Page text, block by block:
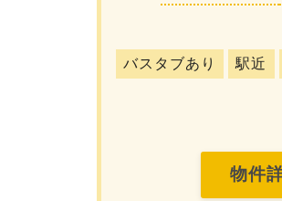
バスタブあり 駅近
物件